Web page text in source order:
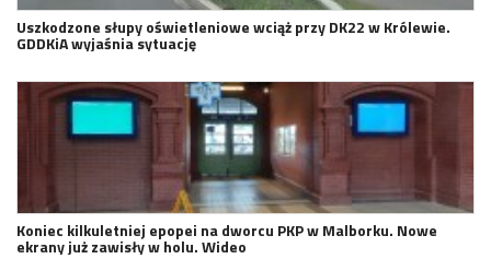
Uszkodzone słupy oświetleniowe wciąż przy DK22 w Królewie.
GDDKiA wyjaśnia sytuację
Koniec kilkuletniej epopei na dworcu PKP w Malborku. Nowe
ekrany już zawisły w holu. Wideo